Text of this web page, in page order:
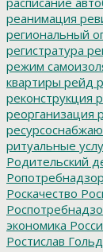
реанимация
региональный
регистратура
режим
квартиры рейд
реконструкция
реорганизация
ритуальные
Родительский
Ропотребнадзор
Роскачество
экономика
Ростислав